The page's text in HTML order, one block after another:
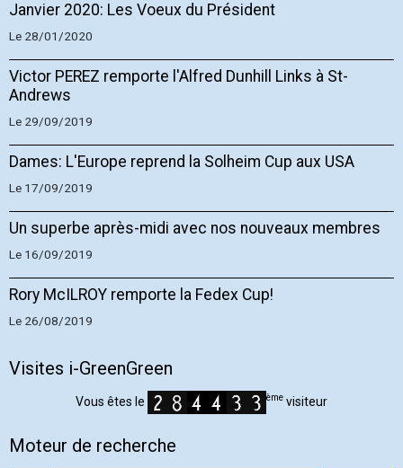
Janvier 2020: Les Voeux du Président
Le 28/01/2020
Victor PEREZ remporte l'Alfred Dunhill Links à St-
Andrews
Le 29/09/2019
Dames: L'Europe reprend la Solheim Cup aux USA
Le 17/09/2019
Un superbe après-midi avec nos nouveaux membres
Le 16/09/2019
Rory McILROY remporte la Fedex Cup!
Le 26/08/2019
Visites i-GreenGreen
Vous êtes le ème visiteur
Moteur de recherche